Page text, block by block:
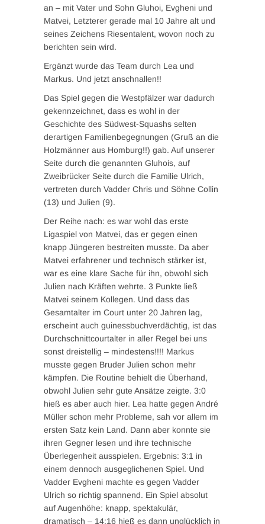
an – mit Vater und Sohn Gluhoi, Evgheni und
Matvei, Letzterer gerade mal 10 Jahre alt und
seines Zeichens Riesentalent, wovon noch zu
berichten sein wird.
Ergänzt wurde das Team durch Lea und
Markus. Und jetzt anschnallen!!
Das Spiel gegen die Westpfälzer war dadurch
gekennzeichnet, dass es wohl in der
Geschichte des Südwest-Squashs selten
derartigen Familienbegegnungen (Gruß an die
Holzmänner aus Homburg!!) gab. Auf unserer
Seite durch die genannten Gluhois, auf
Zweibrücker Seite durch die Familie Ulrich,
vertreten durch Vadder Chris und Söhne Collin
(13) und Julien (9).
Der Reihe nach: es war wohl das erste
Ligaspiel von Matvei, das er gegen einen
knapp Jüngeren bestreiten musste. Da aber
Matvei erfahrener und technisch stärker ist,
war es eine klare Sache für ihn, obwohl sich
Julien nach Kräften wehrte. 3 Punkte ließ
Matvei seinem Kollegen. Und dass das
Gesamtalter im Court unter 20 Jahren lag,
erscheint auch guinessbuchverdächtig, ist das
Durchschnittcourtalter in aller Regel bei uns
sonst dreistellig – mindestens!!!! Markus
musste gegen Bruder Julien schon mehr
kämpfen. Die Routine behielt die Überhand,
obwohl Julien sehr gute Ansätze zeigte. 3:0
hieß es aber auch hier. Lea hatte gegen André
Müller schon mehr Probleme, sah vor allem im
ersten Satz kein Land. Dann aber konnte sie
ihren Gegner lesen und ihre technische
Überlegenheit ausspielen. Ergebnis: 3:1 in
einem dennoch ausgeglichenen Spiel. Und
Vadder Evgheni machte es gegen Vadder
Ulrich so richtig spannend. Ein Spiel absolut
auf Augenhöhe: knapp, spektakulär,
dramatisch – 14:16 hieß es dann unglücklich in